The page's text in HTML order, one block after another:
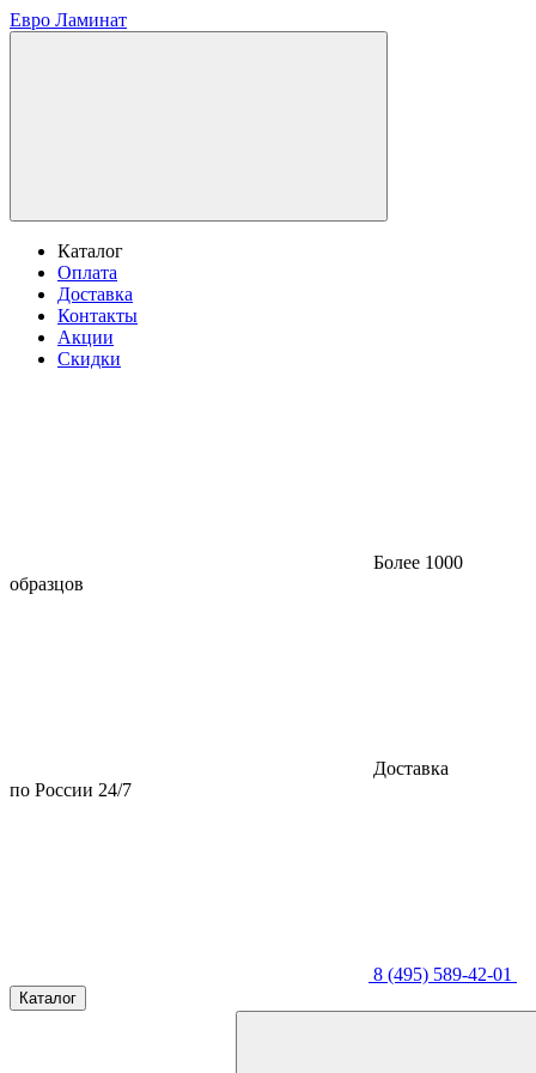
Евро Ламинат
Каталог
Оплата
Доставка
Контакты
Акции
Скидки
Более 1000
образцов
Доставка
по России 24/7
8 (495) 589-42-01
Каталог